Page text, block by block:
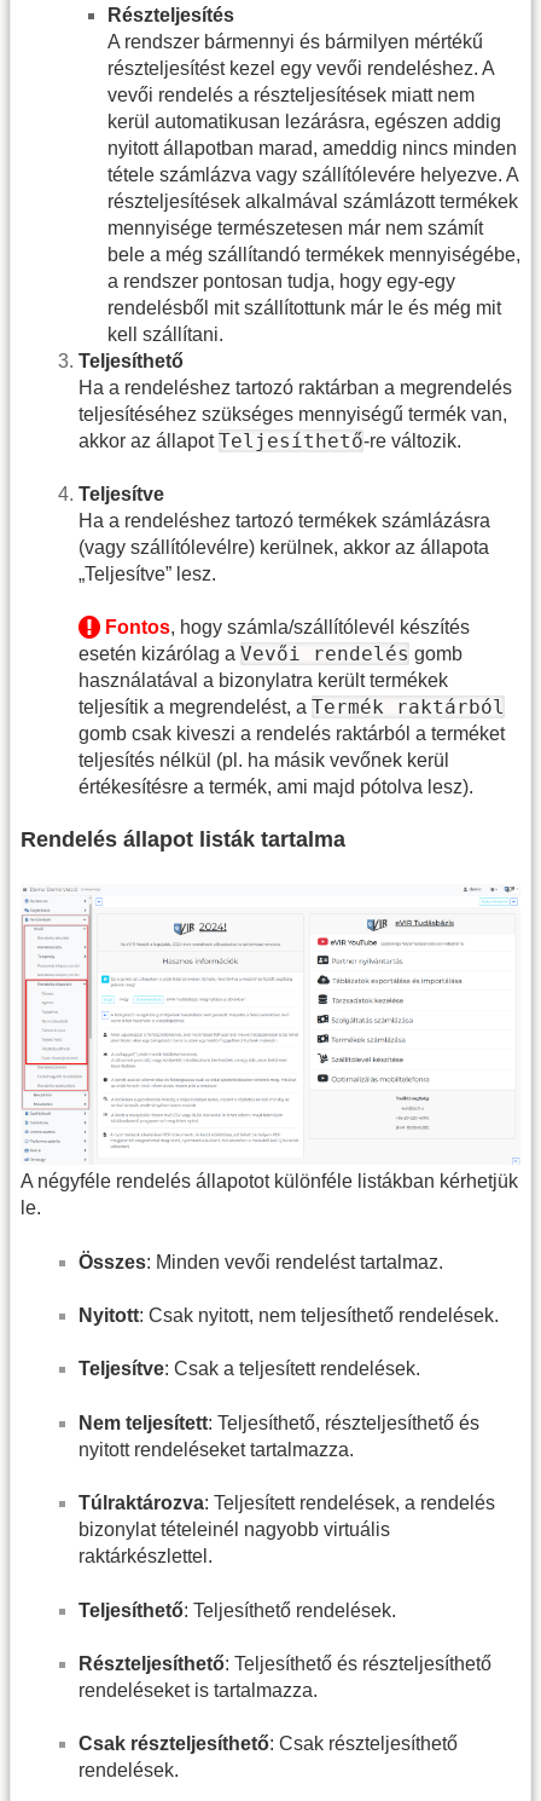
Részteljesítés
A rendszer bármennyi és bármilyen mértékű
részteljesítést kezel egy vevői rendeléshez. A
vevői rendelés a részteljesítések miatt nem
kerül automatikusan lezárásra, egészen addig
nyitott állapotban marad, ameddig nincs minden
tétele számlázva vagy szállítólevére helyezve. A
részteljesítések alkalmával számlázott termékek
mennyisége természetesen már nem számít
bele a még szállítandó termékek mennyiségébe,
a rendszer pontosan tudja, hogy egy-egy
rendelésből mit szállítottunk már le és még mit
kell szállítani.
Teljesíthető
Ha a rendeléshez tartozó raktárban a megrendelés
teljesítéséhez szükséges mennyiségű termék van,
akkor az állapotTeljesíthető-re változik.
Teljesítve
Ha a rendeléshez tartozó termékek számlázásra
(vagy szállítólevélre) kerülnek, akkor az állapota
„Teljesítve” lesz.
Fontos, hogy számla/szállítólevél készítés
esetén kizárólag a Vevői rendelés gomb
használatával a bizonylatra került termékek
teljesítik a megrendelést, a Termék raktárból
gomb csak kiveszi a rendelés raktárból a terméket
teljesítés nélkül (pl. ha másik vevőnek kerül
értékesítésre a termék, ami majd pótolva lesz).
Rendelés állapot listák tartalma
A négyféle rendelés állapotot különféle listákban kérhetjük
le.
Összes: Minden vevői rendelést tartalmaz.
Nyitott: Csak nyitott, nem teljesíthető rendelések.
Teljesítve: Csak a teljesített rendelések.
Nem teljesített: Teljesíthető, részteljesíthető és
nyitott rendeléseket tartalmazza.
Túlraktározva: Teljesített rendelések, a rendelés
bizonylat tételeinél nagyobb virtuális
raktárkészlettel.
Teljesíthető: Teljesíthető rendelések.
Részteljesíthető: Teljesíthető és részteljesíthető
rendeléseket is tartalmazza.
Csak részteljesíthető: Csak részteljesíthető
rendelések.